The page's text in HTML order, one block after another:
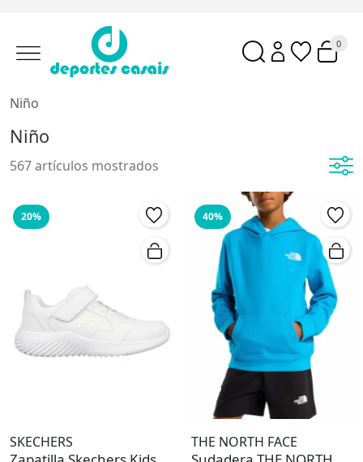
0
Niño
Niño
567 artículos mostrados
20%
SKECHERS
40%
THE NORTH FACE